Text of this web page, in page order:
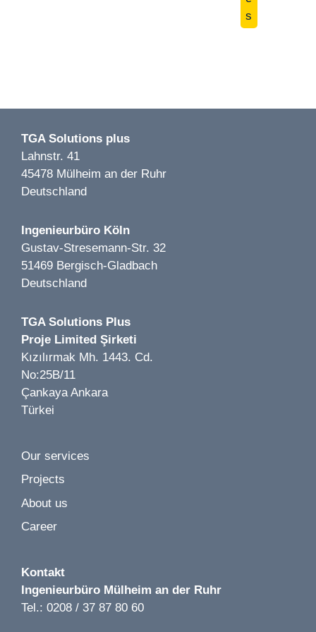
Image 1 of 2
Würth Baumarkt LP 1-5 | Kamenz | 2019
s
TGA Solutions plus
Lahnstr. 41
45478 Mülheim an der Ruhr
Deutschland
Ingenieurbüro Köln
Gustav-Stresemann-Str. 32
51469 Bergisch-Gladbach
Deutschland
TGA Solutions Plus
Proje Limited Şirketi
Kızılırmak Mh. 1443. Cd.
No:25B/11
Çankaya Ankara
Türkei
Our services
Projects
About us
Career
Kontakt
Ingenieurbüro Mülheim an der Ruhr
Tel.: 0208 / 37 87 80 60